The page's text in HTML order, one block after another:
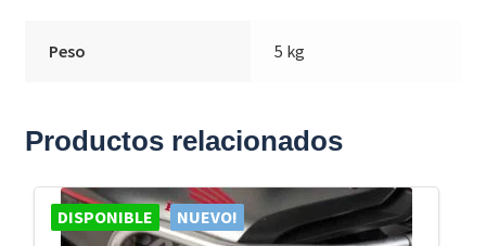
Peso 5 kg
Productos relacionados
DISPONIBLE NUEVO!